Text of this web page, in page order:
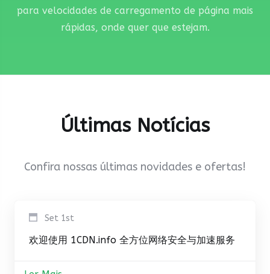
para velocidades de carregamento de página mais
rápidas, onde quer que estejam.
Últimas Notícias
Confira nossas últimas novidades e ofertas!
Set 1st
欢迎使用 1CDN.info 全方位网络安全与加速服务